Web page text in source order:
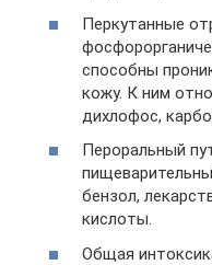
Перкутанные
способны
кожу. К ним
дихлофос,
Пероральный
бензол,
кислоты.
Общая